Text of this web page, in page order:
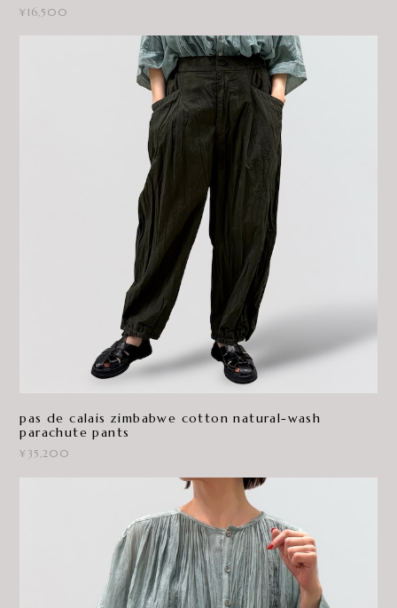
¥16,500
pas de calais zimbabwe cotton natural-wash
parachute pants
¥35,200